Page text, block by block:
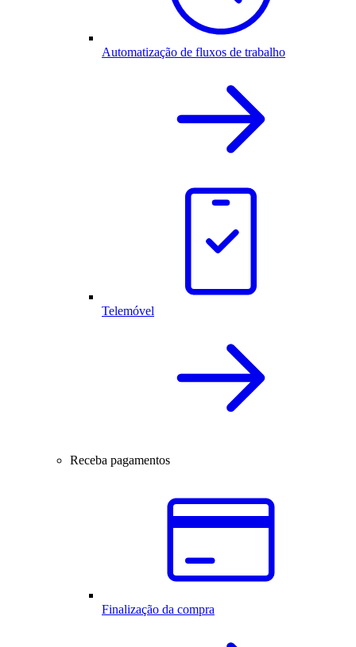
Automatização de fluxos de trabalho
Telemóvel
Receba pagamentos
Finalização da compra